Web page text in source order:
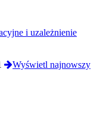
i uzależnienie
Wyświetl najnowszy